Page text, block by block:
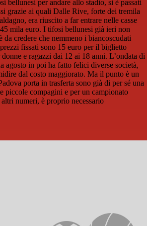
bellunesi per andare allo stadio, si è passati
grazie ai quali Dalle Rive, forte dei tremila
era riuscito a far entrare nelle casse
mila euro. I tifosi bellunesi già ieri non
da credere che nemmeno i biancoscudati
fissati sono 15 euro per il biglietto
e ragazzi dai 12 ai 18 anni. L’ondata di
agosto in poi ha fatto felici diverse società,
dal costo maggiorato. Ma il punto è un
porta in trasferta sono già di per sé una
piccole compagini e per un campionato
numeri, è proprio necessario